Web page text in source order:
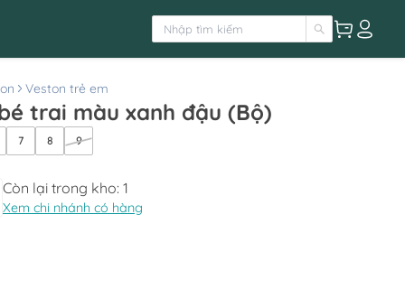
Veston trẻ em
trai màu xanh đậu (Bộ)
7 8 9
Còn lại trong kho: 1
Xem chi nhánh có hàng